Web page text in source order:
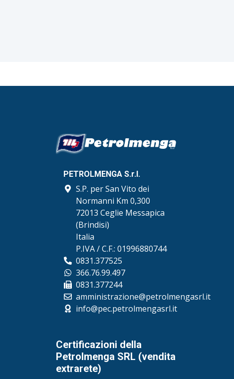
PETROLMENGA S.r.l.
S.P. per San Vito dei
Normanni Km 0,300
72013 Ceglie Messapica
(Brindisi)
Italia
P.IVA / C.F.: 01996880744
0831.377525
366.76.99.497
0831.377244
amministrazione@petrolmengasrl.it
info@pec.petrolmengasrl.it
Certificazioni della
Petrolmenga SRL (vendita
extrarete)